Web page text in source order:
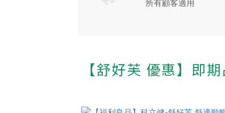
所有顧客適用
【舒好芙 優惠】即